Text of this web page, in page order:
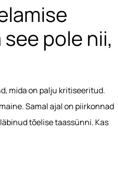
pole nii,
mida on palju kritiseeritud.
Samal ajal on piirkonnad
tõelise taassünni. Kas